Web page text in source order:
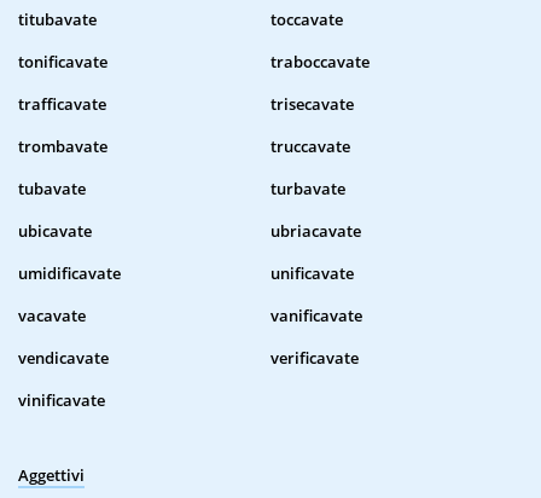
titubavate
toccavate
tonificavate
traboccavate
trafficavate
trisecavate
trombavate
truccavate
tubavate
turbavate
ubicavate
ubriacavate
umidificavate
unificavate
vacavate
vanificavate
vendicavate
verificavate
vinificavate
Aggettivi